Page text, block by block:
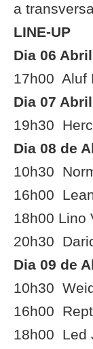
a
LINE-UP
Dia 06 Abril
17h00 Aluf
Dia 07 Abril
19h30
Dia 08 de
10h30
16h00
18h00 Lino
20h30
Dia 09 de
10h30
16h00
18h00
Led